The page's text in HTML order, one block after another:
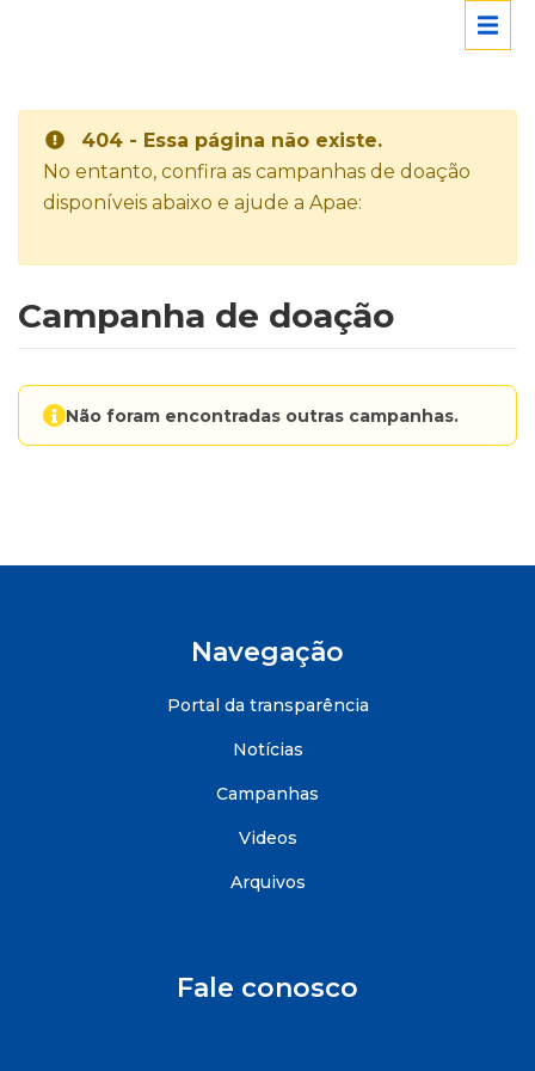
404 - Essa página não existe.
No entanto, confira as campanhas de doação
disponíveis abaixo e ajude a Apae:
Campanha de doação
Não foram encontradas outras campanhas.
Navegação
Portal da transparência
Notícias
Campanhas
Videos
Arquivos
Fale conosco